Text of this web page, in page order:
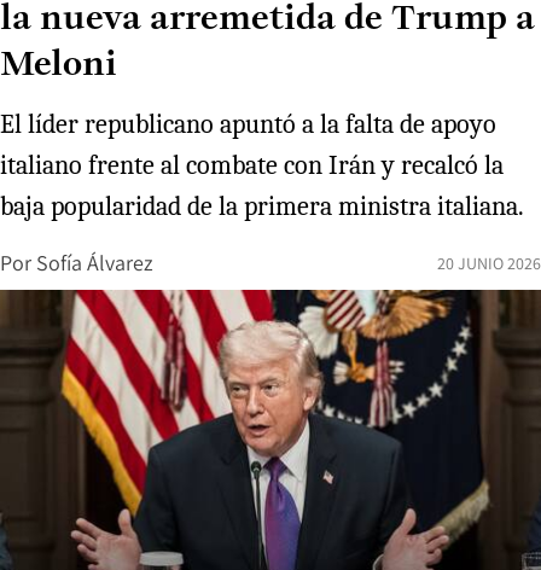
la nueva arremetida de Trump a
Meloni
El líder republicano apuntó a la falta de apoyo
italiano frente al combate con Irán y recalcó la
baja popularidad de la primera ministra italiana.
Por Sofía Álvarez 20 JUNIO 2026